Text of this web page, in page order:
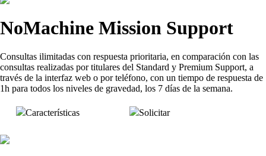
NoMachine Mission Support
Consultas ilimitadas con respuesta prioritaria, en comparación con las
consultas realizadas por titulares del Standard y Premium Support, a
través de la interfaz web o por teléfono, con un tiempo de respuesta de
1h para todos los niveles de gravedad, los 7 días de la semana.
Características Solicitar